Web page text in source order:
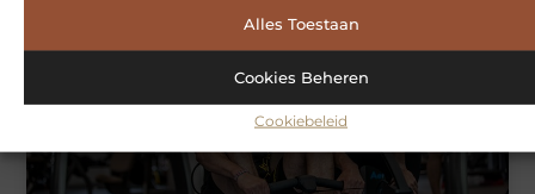
Alles Toestaan
Cookies Beheren
Cookiebeleid